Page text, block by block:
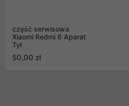
część serwisowa
Xiaomi Redmi 6 Aparat
Tył
50,00 zł